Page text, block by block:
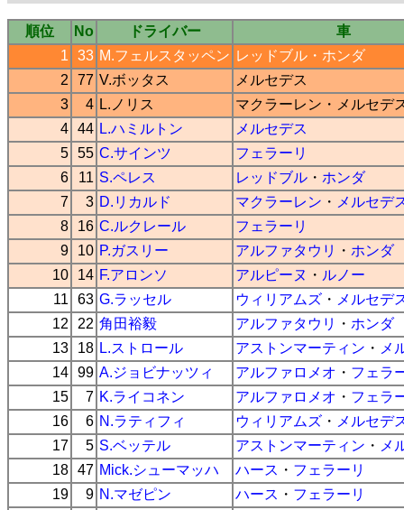
順位 No ドライバー
車
1
33 M.フェルスタッペン レッドブル ・ ホンダ
2
77 V.ボッタス
メルセデス
3
4 L.ノリス マクラーレン ・ メルセデ
4 44 L.ハミルトン
メルセデス
5 55 C.サインツ
フェラーリ
6
11 S.ペレス レッドブル ・ ホンダ
7
3 D.リカルド マクラーレン ・ メルセデ
8
16 C.ルクレール
フェラーリ
9
10 P.ガスリー アルファタウリ ・ ホンダ
10
14 F.アロンソ アルピーヌ ・ ルノー
11
63 G.ラッセル ウィリアムズ ・ メルセデ
12
22 角田裕毅 アルファタウリ ・ ホンダ
13
18 L.ストロール アストンマーティン ・ メ
14 99 A.ジョビナッツィ アルファロメオ ・ フェラ
15
7 K.ライコネン アルファロメオ ・ フェラ
16
6 N.ラティフィ ウィリアムズ ・ メルセデ
17
5 S.ベッテル アストンマーティン ・ メ
18 47 Mick.シューマッハ ハース ・ フェラーリ
19
9 N.マゼピン ハース ・ フェラーリ